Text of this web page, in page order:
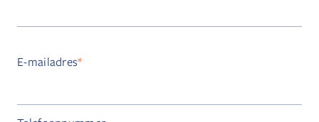
E-mailadres*